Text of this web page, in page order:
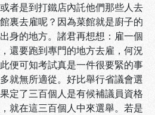
者是到打鐵店內託他們那些人去
裏去雇呢？因為菜館就是廚子的
身的地方。諸君再想想：雇一個
還要跑到專門的地方去雇，何況
便可知考試真是一件很要緊的事
就無所適從。好比舉行省議會選
定了三百個人是有候補議員資格
就在這三百個人中來選舉。若是